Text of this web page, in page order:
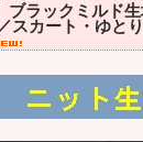
ブラックミルド
スカート・ゆと